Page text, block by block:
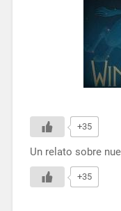
+35
Un relato sobre
+35